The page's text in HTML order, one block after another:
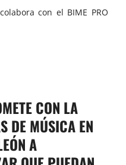
con el BIME PRO
CON LA
DE MÚSICA EN
A